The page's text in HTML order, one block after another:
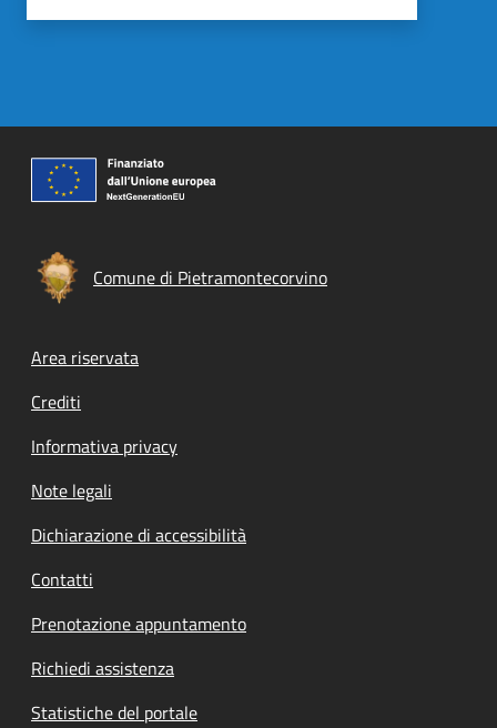
Comune di Pietramontecorvino
Footer menu
Area riservata
Crediti
Informativa privacy
Note legali
Dichiarazione di accessibilità
Contatti
Prenotazione appuntamento
Richiedi assistenza
Statistiche del portale